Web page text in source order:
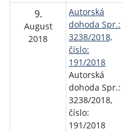
9.
August
2018
Autorská
dohoda Spr.:
3238/2018,
číslo:
191/2018
Autorská
dohoda Spr.:
3238/2018,
číslo:
191/2018